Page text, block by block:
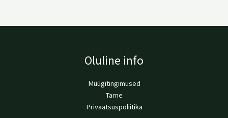
Oluline info
Müügitingimused
Tarne
Privaatsuspoliitika